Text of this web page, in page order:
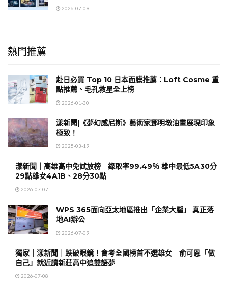
2026-07-09
熱門推薦
赴日必買 Top 10 日本面膜推薦：Loft Cosme 重
點推薦、毛孔救星全上榜
2026-01-30
漾新聞|《夢幻威尼斯》藝術家鄧明墩油畫展現印象
極致！
2025-03-19
漾新聞｜高雄高中免試放榜 錄取率99.49％ 雄中最低5A30分
29點雄女4A1B、28分30點
2026-07-07
WPS 365面向亞太地區推出「企業大腦」 真正落
地AI辦公
2026-07-09
獨家｜漾新聞｜跌破眼鏡！會考全國榜首不選雄女 俞可恩「做
自己」就近讀新莊高中追雙語夢
2026-07-08